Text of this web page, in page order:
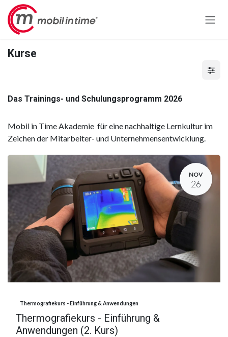
Zum Inhalt springen
Kurse
Das Trainings- und Schulungsprogramm 2026
Mobil in Time Akademie für eine nachhaltige Lernkultur im
Zeichen der Mitarbeiter- und Unternehmensentwicklung.
NOV
26
Thermografiekurs - Einführung & Anwendungen
Thermografiekurs - Einführung &
Anwendungen (2. Kurs)